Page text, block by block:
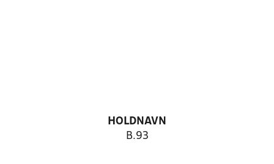
HOLDNAVN
B.93